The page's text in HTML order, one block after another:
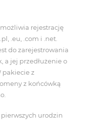
rejestrację
.eu, .com i .net.
do zarejestrowania
a jej przedłużenie o
pakiecie z
z końcówką
urodzin